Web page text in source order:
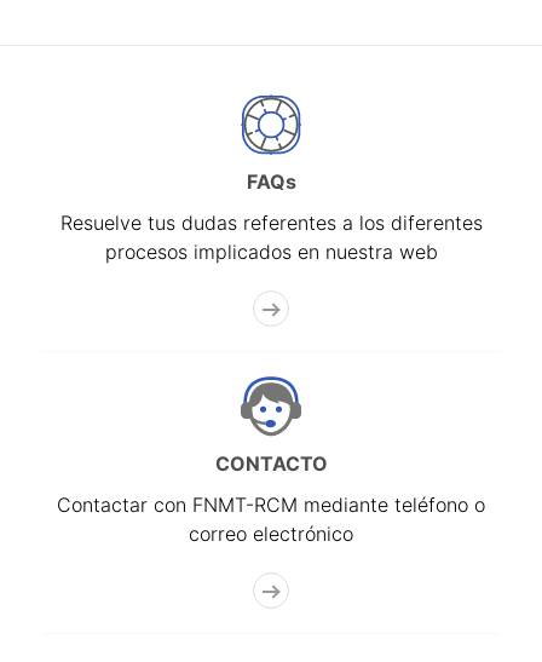
FAQs
Resuelve tus dudas referentes a los diferentes
procesos implicados en nuestra web
CONTACTO
Contactar con FNMT-RCM mediante teléfono o
correo electrónico